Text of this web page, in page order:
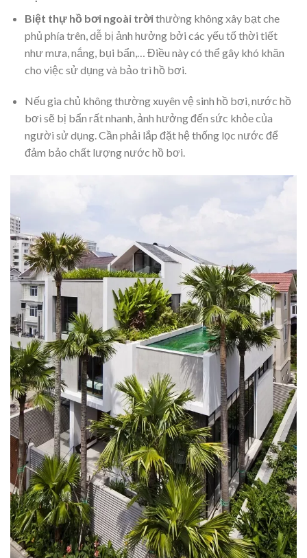
Biệt thự hồ bơi ngoài trờithường không xây bạt che
phủ phía trên, dễ bị ảnh hưởng bởi các yếu tố thời tiết
như mưa, nắng, bụi bẩn,… Điều này có thể gây khó khăn
cho việc sử dụng và bảo trì hồ bơi.
Nếu gia chủ không thường xuyên vệ sinh hồ bơi, nước hồ
bơi sẽ bị bẩn rất nhanh, ảnh hưởng đến sức khỏe của
người sử dụng. Cần phải lắp đặt hệ thống lọc nước để
đảm bảo chất lượng nước hồ bơi.